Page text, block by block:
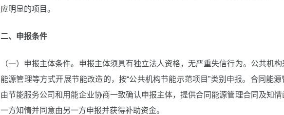
应明显的项目。
二、申报条件
（一）申报主体条件。申报主体须具有独立法人资格，无严重失信行为。公共机构
能源管理等方式开展节能改造的，按“公共机构节能示范项目”类别申报。合同能源
由节能服务公司和用能企业协商一致确认申报主体，提供合同能源管理合同及知情
一方知情并同意由另一方申报并获得补助资金。